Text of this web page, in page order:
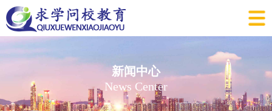
新闻中心
News Center